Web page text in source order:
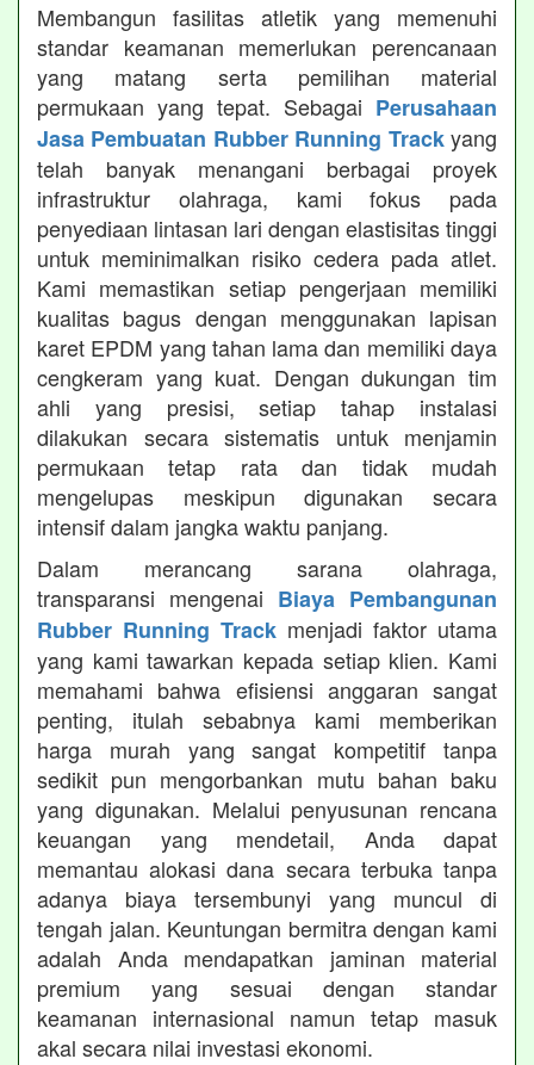
Membangun fasilitas atletik yang memenuhi
standar keamanan memerlukan perencanaan
yang matang serta pemilihan material
permukaan yang tepat. Sebagai Perusahaan
Jasa Pembuatan Rubber Running Trackyang
telah banyak menangani berbagai proyek
infrastruktur olahraga, kami fokus pada
penyediaan lintasan lari dengan elastisitas tinggi
untuk meminimalkan risiko cedera pada atlet.
Kami memastikan setiap pengerjaan memiliki
kualitas bagus dengan menggunakan lapisan
karet EPDM yang tahan lama dan memiliki daya
cengkeram yang kuat. Dengan dukungan tim
ahli yang presisi, setiap tahap instalasi
dilakukan secara sistematis untuk menjamin
permukaan tetap rata dan tidak mudah
mengelupas meskipun digunakan secara
intensif dalam jangka waktu panjang.
Dalam merancang sarana olahraga,
transparansi mengenai Biaya Pembangunan
Rubber Running Track menjadi faktor utama
yang kami tawarkan kepada setiap klien. Kami
memahami bahwa efisiensi anggaran sangat
penting, itulah sebabnya kami memberikan
harga murah yang sangat kompetitif tanpa
sedikit pun mengorbankan mutu bahan baku
yang digunakan. Melalui penyusunan rencana
keuangan yang mendetail, Anda dapat
memantau alokasi dana secara terbuka tanpa
adanya biaya tersembunyi yang muncul di
tengah jalan. Keuntungan bermitra dengan kami
adalah Anda mendapatkan jaminan material
premium yang sesuai dengan standar
keamanan internasional namun tetap masuk
akal secara nilai investasi ekonomi.